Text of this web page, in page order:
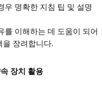
우 명확한 지침 팁 및 설명
를 이해하는 데 도움이 되어
을 장려합니다.
장치 활용